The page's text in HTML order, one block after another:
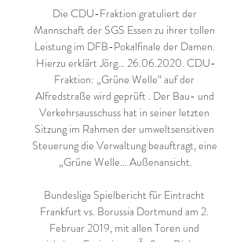
Die CDU-Fraktion gratuliert der
Mannschaft der SGS Essen zu ihrer tollen
Leistung im DFB-Pokalfinale der Damen.
Hierzu erklärt Jörg... 26.06.2020. CDU-
Fraktion: „Grüne Welle“ auf der
Alfredstraße wird geprüft . Der Bau- und
Verkehrsausschuss hat in seiner letzten
Sitzung im Rahmen der umweltsensitiven
Steuerung die Verwaltung beauftragt, eine
„Grüne Welle... Außenansicht.
Bundesliga Spielbericht für Eintracht
Frankfurt vs. Borussia Dortmund am 2.
Februar 2019, mit allen Toren und